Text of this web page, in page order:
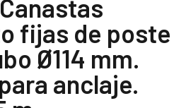
fijas de poste
Ø114 mm.
anclaje.